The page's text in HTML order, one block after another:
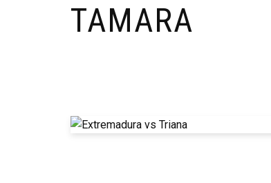
TAMARA